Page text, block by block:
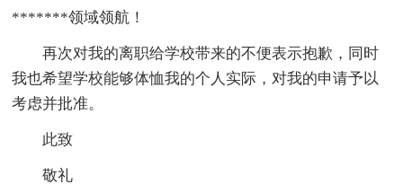
*******领域领航！
再次对我的离职给学校带来的不便表示抱歉，同时
我也希望学校能够体恤我的个人实际，对我的申请予以
考虑并批准。
此致
敬礼